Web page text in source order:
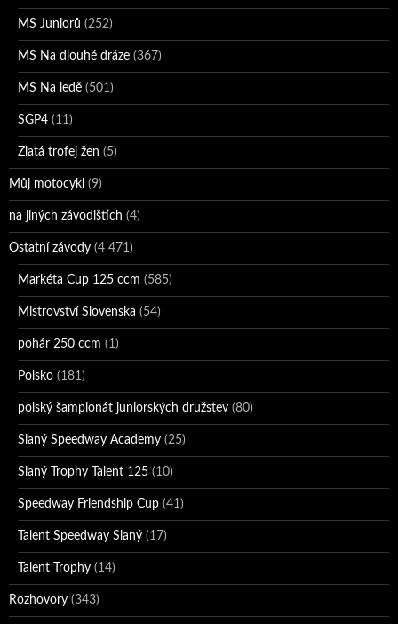
MS Juniorů (252)
MS Na dlouhé dráze (367)
MS Na ledě (501)
SGP4 (11)
Zlatá trofej žen (5)
Můj motocykl (9)
na jiných závodištích (4)
Ostatní závody (4 471)
Markéta Cup 125 ccm (585)
Mistrovství Slovenska (54)
pohár 250 ccm (1)
Polsko (181)
polský šampionát juniorských družstev (80)
Slaný Speedway Academy (25)
Slaný Trophy Talent 125 (10)
Speedway Friendship Cup (41)
Talent Speedway Slaný (17)
Talent Trophy (14)
Rozhovory (343)